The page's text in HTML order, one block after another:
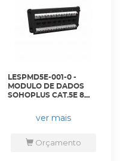
LESPMD5E-001-0 -
MODULO DE DADOS
SOHOPLUS CAT.5E 8
35600041 - LIGHTERA
ver mais
Orçamento